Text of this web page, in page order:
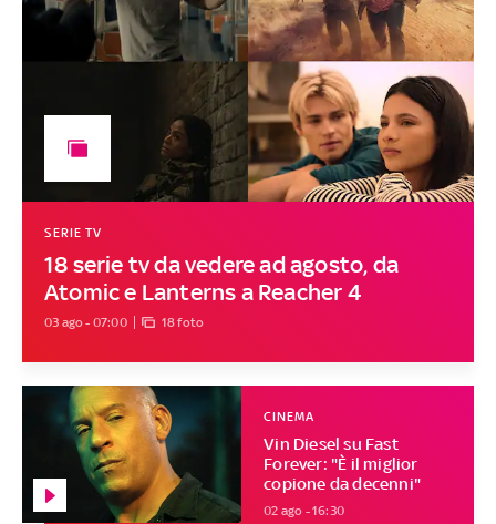
18 serie tv da vedere ad agosto, da
Atomic e Lanterns a Reacher 4
SERIE TV
03 ago - 07:00 18 foto
Vin Diesel su Fast
Forever: "È il miglior
copione da decenni"
CINEMA
02 ago - 16:30